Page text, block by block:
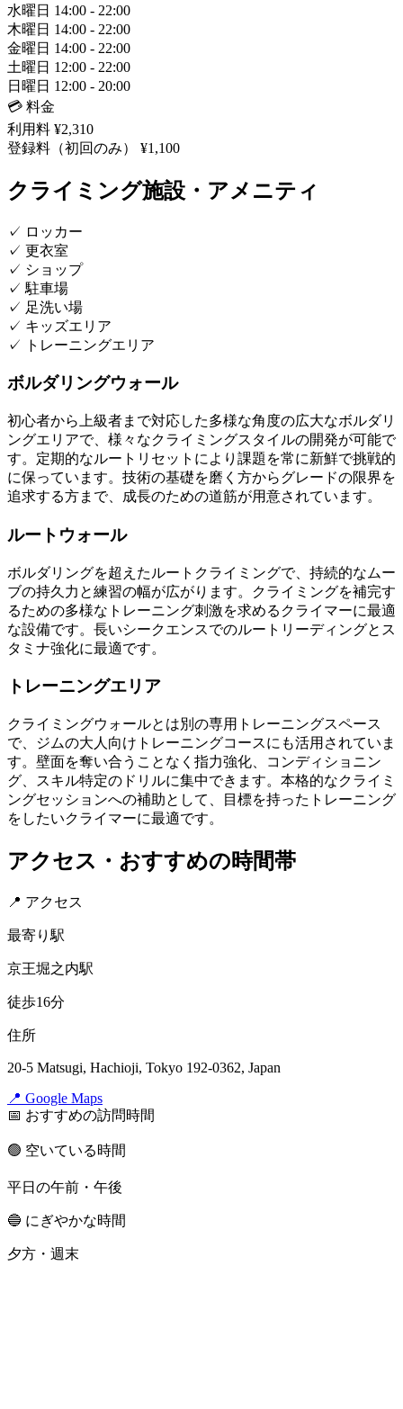
水曜日 14:00 - 22:00
木曜日 14:00 - 22:00
金曜日 14:00 - 22:00
土曜日 12:00 - 22:00
日曜日 12:00 - 20:00
💳 料金
利用料 ¥2,310
登録料（初回のみ）
¥1,100
クライミング施設・アメニティ
✓ ロッカー
✓ 更衣室
✓ ショップ
✓ 駐車場
✓ 足洗い場
✓ キッズエリア
✓
トレーニングエリア
ボルダリングウォール
初心者から上級者まで対応した多様な角度の広大なボルダリ
ングエリアで、様々なクライミングスタイルの開発が可能で
す。定期的なルートリセットにより課題を常に新鮮で挑戦的
に保っています。技術の基礎を磨く方からグレードの限界を
追求する方まで、成長のための道筋が用意されています。
ルートウォール
ボルダリングを超えたルートクライミングで、持続的なムー
ブの持久力と練習の幅が広がります。クライミングを補完す
るための多様なトレーニング刺激を求めるクライマーに最適
な設備です。長いシークエンスでのルートリーディングとス
タミナ強化に最適です。
トレーニングエリア
クライミングウォールとは別の専用トレーニングスペース
で、ジムの大人向けトレーニングコースにも活用されていま
す。壁面を奪い合うことなく指力強化、コンディショニン
グ、スキル特定のドリルに集中できます。本格的なクライミ
ングセッションへの補助として、目標を持ったトレーニング
をしたいクライマーに最適です。
アクセス・おすすめの時間帯
📍 アクセス
最寄り駅
京王堀之内駅
徒歩16分
住所
20-5 Matsugi, Hachioji, Tokyo 192-0362, Japan
📍 Google Maps
📅 おすすめの訪問時間
🟢 空いている時間
平日の午前・午後
🔵 にぎやかな時間
夕方・週末